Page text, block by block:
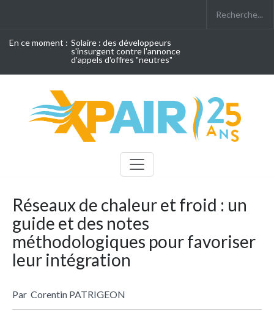
En ce moment : Solaire : des développeurs
s'insurgent contre l'annonce
d'appels d'offres "neutres"
Réseaux de chaleur et froid : un
guide et des notes
méthodologiques pour favoriser
leur intégration
Par Corentin PATRIGEON